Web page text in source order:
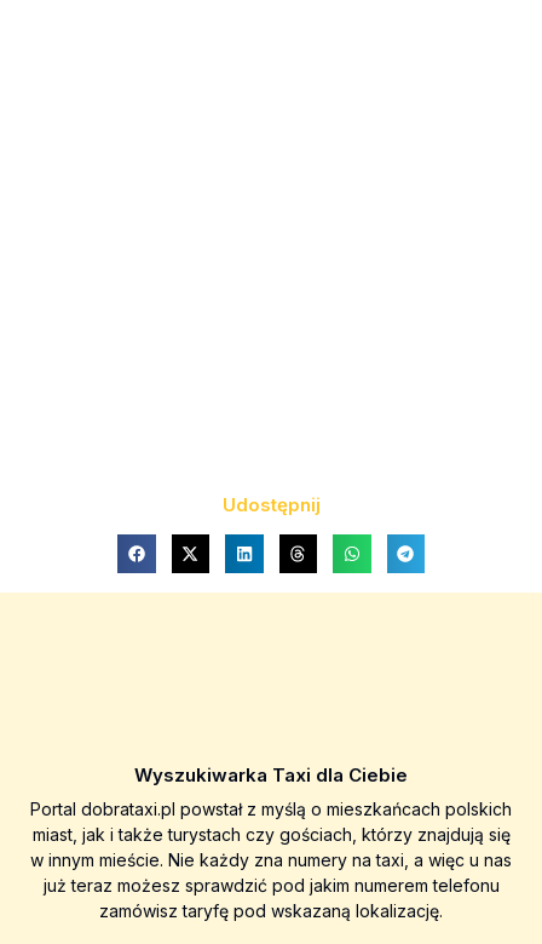
Udostępnij
Wyszukiwarka Taxi dla Ciebie
Portal dobrataxi.pl powstał z myślą o mieszkańcach polskich
miast, jak i także turystach czy gościach, którzy znajdują się
w innym mieście. Nie każdy zna numery na taxi, a więc u nas
już teraz możesz sprawdzić pod jakim numerem telefonu
zamówisz taryfę pod wskazaną lokalizację.